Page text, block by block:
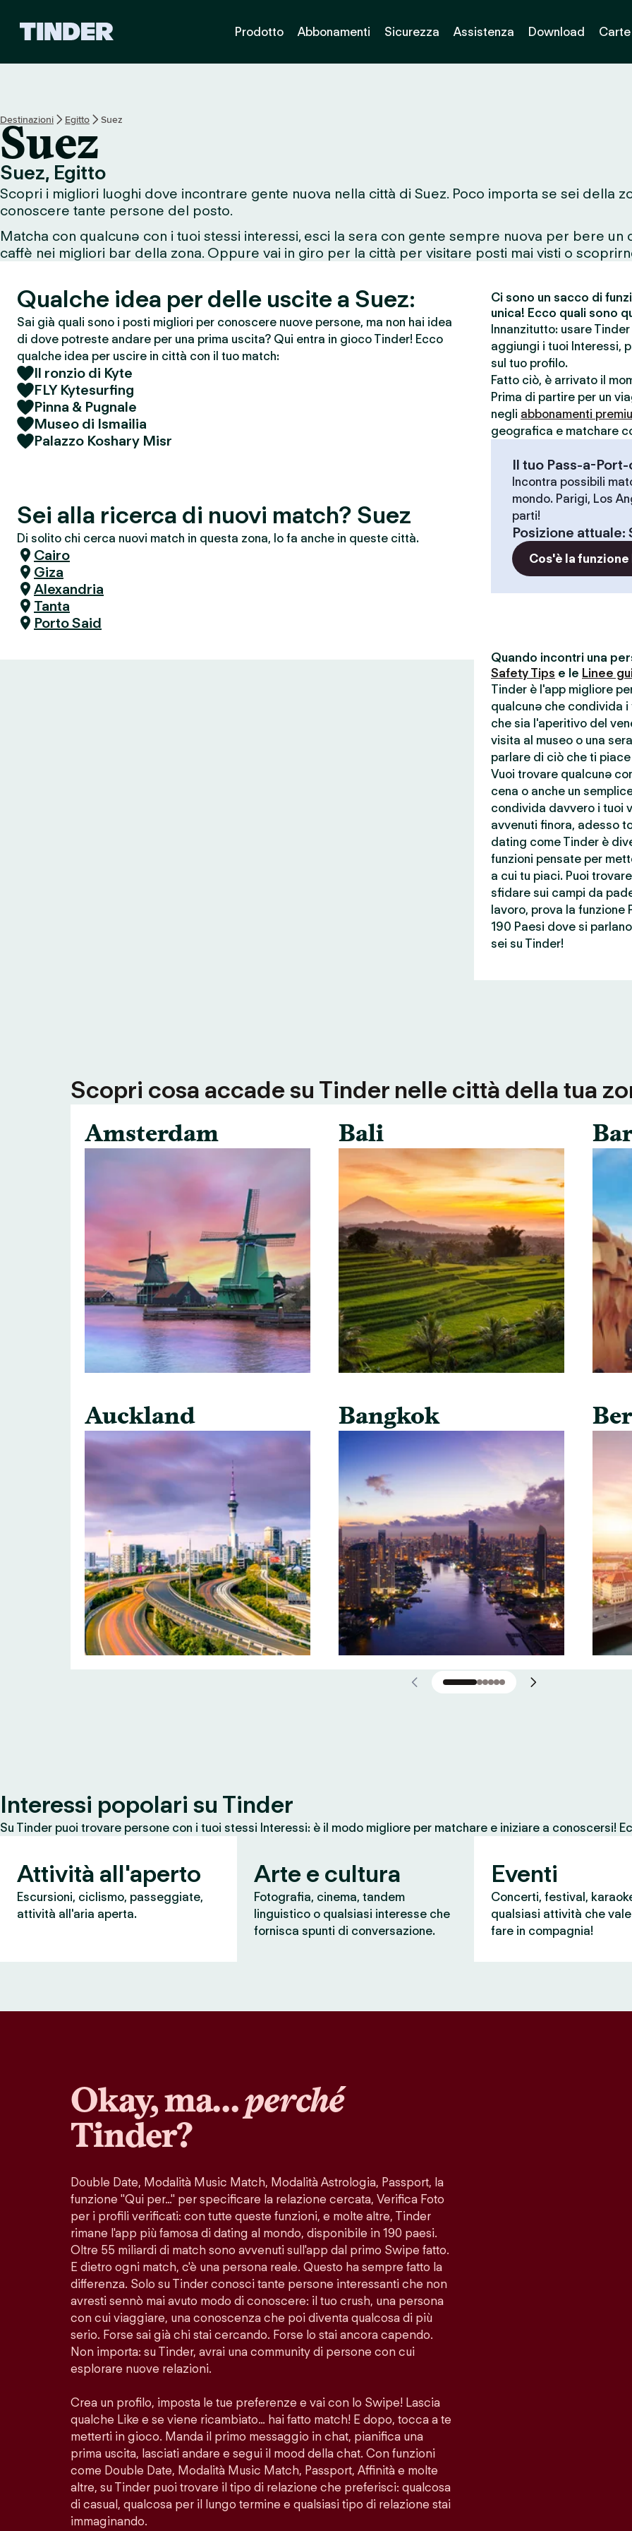
T
r
Prodotto Abbonamenti Sicurezza Assistenza Download
Destinazioni Egitto Suez
Suez
Suez, Egitto
Scopri i migliori luoghi dove incontrare gente nuova nella città di Suez. Poco importa se sei della
conoscere tante persone del posto.
Matcha con qualcunə con i tuoi stessi interessi, esci la sera con gente sempre nuova per bere
caffè nei migliori bar della zona. Oppure vai in giro per la città per visitare posti mai visti o
Qualche idea per delle uscite a Suez:
Sai già quali sono i posti migliori per conoscere nuove persone, ma non hai idea
di dove potreste andare per una prima uscita? Qui entra in gioco Tinder! Ecco
qualche idea per uscire in città con il tuo match:
Il ronzio di Kyte
FLY Kytesurfing
Pinna & Pugnale
Museo di Ismailia
Palazzo Koshary Misr
Sei alla ricerca di nuovi match? Suez
Di solito chi cerca nuovi match in questa zona, lo fa anche in queste città.
Cairo
Giza
Alexandria
Tanta
Porto Said
Ci sono un sacco di
unica! Ecco quali sono
Innanzitutto: usare
aggiungi i tuoi Interessi,
sul tuo profilo.
Fatto ciò, è arrivato il
Prima di partire per un
negli abbonamenti
geografica e matchare
Il tuo Pass-a-
Incontra possibili
mondo. Parigi, Los
parti!
Posizione attuale:
Cos'è la
Quando incontri una
Safety Tips e le Linee
Tinder è l'app migliore
qualcunə che condivida
che sia l'aperitivo del
visita al museo o una
parlare di ciò che ti
Vuoi trovare qualcunə
cena o anche un
condivida davvero i tuoi
avvenuti finora, adesso
dating come Tinder è
funzioni pensate per
a cui tu piaci. Puoi
sfidare sui campi da
lavoro, prova la
190 Paesi dove si
sei su Tinder!
Scopri cosa accade su Tinder nelle città della tua
Amsterdam
Auckland
Bali
Bangkok
Interessi popolari su Tinder
Su Tinder puoi trovare persone con i tuoi stessi Interessi: è il modo migliore per matchare e iniziare a conoscersi!
Attività all'aperto
Escursioni, ciclismo, passeggiate,
attività all'aria aperta.
Arte e cultura
Fotografia, cinema, tandem
linguistico o qualsiasi interesse che
fornisca spunti di conversazione.
Eventi
Concerti, festival,
qualsiasi attività che
fare in compagnia!
Okay, ma…perché
Tinder?
Double Date, Modalità Music Match, Modalità Astrologia, Passport, la
funzione "Qui per…" per specificare la relazione cercata, Verifica Foto
per i profili verificati: con tutte queste funzioni, e molte altre, Tinder
rimane l'app più famosa di dating al mondo, disponibile in 190 paesi.
Oltre 55 miliardi di match sono avvenuti sull'app dal primo Swipe fatto.
E dietro ogni match, c'è una persona reale. Questo ha sempre fatto la
differenza. Solo su Tinder conosci tante persone interessanti che non
avresti sennò mai avuto modo di conoscere: il tuo crush, una persona
con cui viaggiare, una conoscenza che poi diventa qualcosa di più
serio. Forse sai già chi stai cercando. Forse lo stai ancora capendo.
Non importa: su Tinder, avrai una community di persone con cui
esplorare nuove relazioni.
Crea un profilo, imposta le tue preferenze e vai con lo Swipe! Lascia
qualche Like e se viene ricambiato… hai fatto match! E dopo, tocca a te
metterti in gioco. Manda il primo messaggio in chat, pianifica una
prima uscita, lasciati andare e segui il mood della chat. Con funzioni
come Double Date, Modalità Music Match, Passport, Affinità e molte
altre, su Tinder puoi trovare il tipo di relazione che preferisci: qualcosa
di casual, qualcosa per il lungo termine e qualsiasi tipo di relazione stai
immaginando.